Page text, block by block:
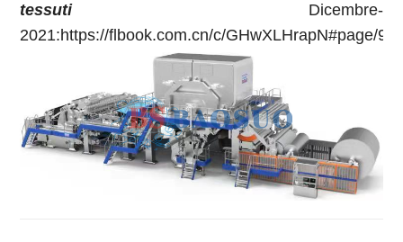
tessutiDicembre-
2021:https://flbook.com.cn/c/GHwXLHrapN#page/9